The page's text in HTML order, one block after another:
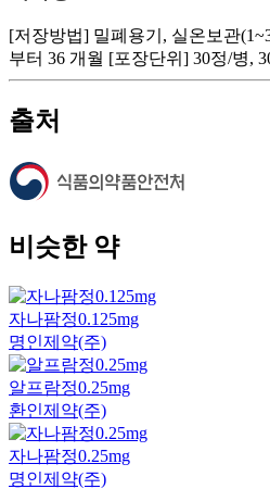
[저장방법] 밀폐용기, 실온보관
부터 36 개월 [포장단위] 30정/병,
출처
비슷한 약
자나팜정0.125mg
명인제약(주)
알프람정0.25mg
환인제약(주)
자나팜정0.25mg
명인제약(주)